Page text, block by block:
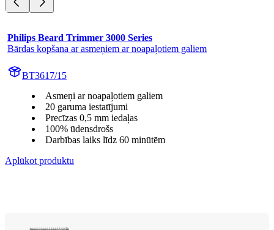
Philips Beard Trimmer 3000 Series
Bārdas kopšana ar asmeņiem ar noapaļotiem galiem
BT3617/15
Asmeņi ar noapaļotiem galiem
20 garuma iestatījumi
Precīzas 0,5 mm iedaļas
100% ūdensdrošs
Darbības laiks līdz 60 minūtēm
Aplūkot produktu